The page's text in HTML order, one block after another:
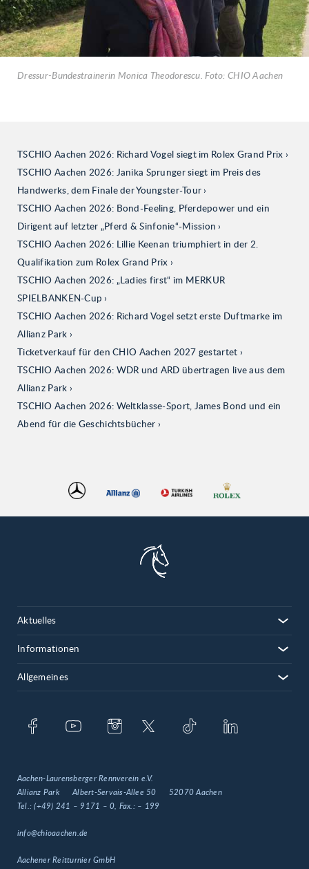
Dressur-Bundestrainerin Monica Theodorescu. Foto: CHIO Aachen
TSCHIO Aachen 2026: Richard Vogel siegt im Rolex Grand Prix
TSCHIO Aachen 2026: Janika Sprunger siegt im Preis des
Handwerks, dem Finale der Youngster-Tour
TSCHIO Aachen 2026: Bond-Feeling, Pferdepower und ein
Dirigent auf letzter „Pferd & Sinfonie“-Mission
TSCHIO Aachen 2026: Lillie Keenan triumphiert in der 2.
Qualifikation zum Rolex Grand Prix
TSCHIO Aachen 2026: „Ladies first“ im MERKUR
SPIELBANKEN-Cup
TSCHIO Aachen 2026: Richard Vogel setzt erste Duftmarke im
Allianz Park
Ticketverkauf für den CHIO Aachen 2027 gestartet
TSCHIO Aachen 2026: WDR und ARD übertragen live aus dem
Allianz Park
TSCHIO Aachen 2026: Weltklasse-Sport, James Bond und ein
Abend für die Geschichtsbücher
Aktuelles
Informationen
Allgemeines
Aachen-Laurensberger Rennverein e.V.
Allianz Park
Albert-Servais-Allee 50
52070 Aachen
Tel.:(+49) 241 – 9171 – 0 , Fax.: – 199
info@chioaachen.de
Aachener Reitturnier GmbH